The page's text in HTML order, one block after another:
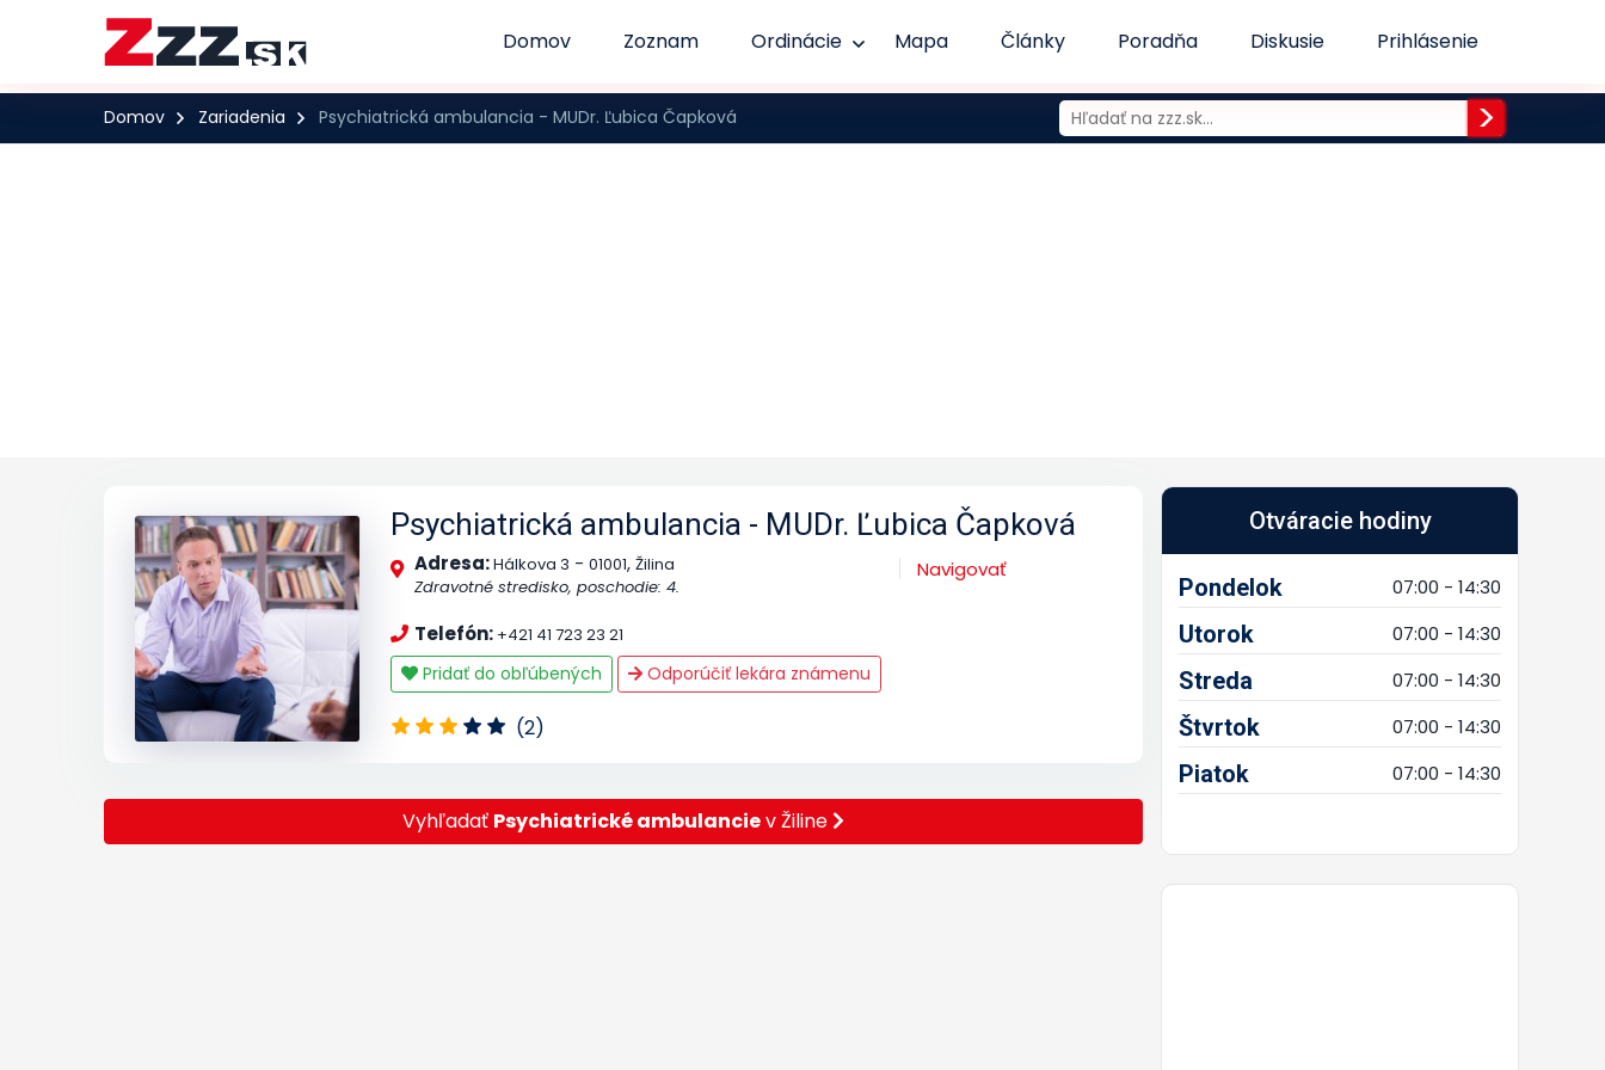
Domov Zoznam Ordinácie Mapa Články Poradňa Diskusie Prihlásenie
Domov Zariadenia Psychiatrická ambulancia - MUDr. Ľubica Čapková
Psychiatrická ambulancia - MUDr. Ľubica Čapková
Adresa:Hálkova 3 - 01001, Žilina
Zdravotné stredisko, poschodie: 4.
Telefón: +421 41 723 23 21
Pridať do obľúbených Odporúčiť lekára známenu
Navigovať
(2)
Vyhľadať Psychiatrické ambulanciev Žiline
Otváracie hodiny
Pondelok 07:00 - 14:30
Utorok 07:00 - 14:30
Streda 07:00 - 14:30
Štvrtok 07:00 - 14:30
Piatok 07:00 - 14:30